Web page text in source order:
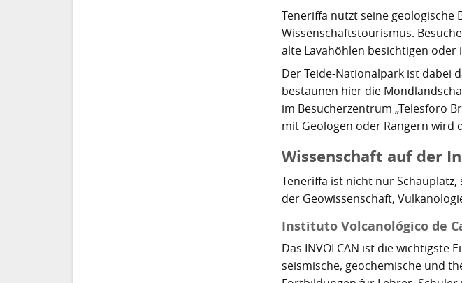
Teneriffa nutzt seine geologische
Wissenschaftstourismus.
alte Lavahöhlen besichtigen
Der Teide-Nationalpark ist dabei
bestaunen hier die
im Besucherzentrum „Telesforo
mit Geologen oder Rangern wird
Wissenschaft auf der
Teneriffa ist nicht nur
der Geowissenschaft,
Instituto Volcanológico de
Das INVOLCAN ist die wichtigste
seismische, geochemische und